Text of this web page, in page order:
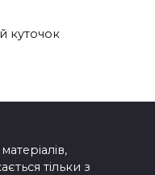
куточок
тільки з